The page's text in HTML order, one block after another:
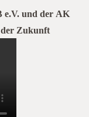
e.V. und der AK
der Zukunft